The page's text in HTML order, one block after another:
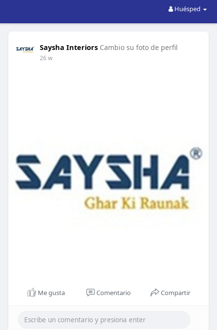
Huésped
Saysha Interiors Cambio su foto de perfil
26 w
Me gusta Comentario Compartir